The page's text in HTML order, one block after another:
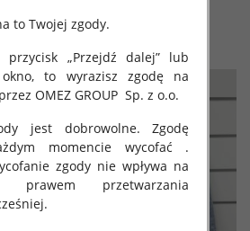
to Twojej zgody.
przycisk „Przejdź dalej” lub
to wyrazisz zgodę na
OMEZ GROUP Sp. z o.o.
jest dobrowolne. Zgodę
momencie wycofać .
zgody nie wpływa na
prawem przetwarzania